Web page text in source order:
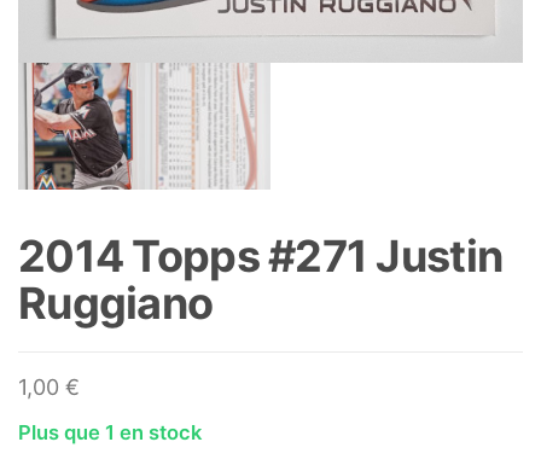
2014 Topps #271 Justin
Ruggiano
1,00 €
Plus que 1 en stock